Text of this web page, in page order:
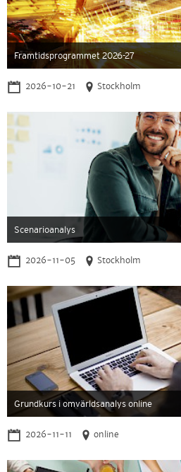
Framtidsprogrammet 2026-27
2026-10-21 Stockholm
Scenarioanalys
2026-11-05 Stockholm
Grundkurs i omvärldsanalys online
2026-11-11 online